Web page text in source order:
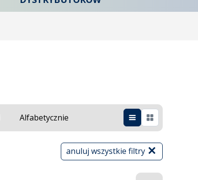
Alfabetycznie
anuluj wszystkie filtry